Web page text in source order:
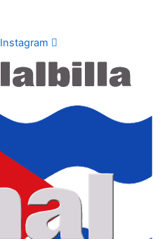
Instagram